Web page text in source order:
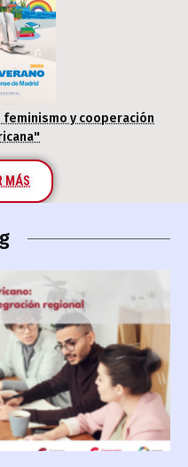
y cooperación
MÁS